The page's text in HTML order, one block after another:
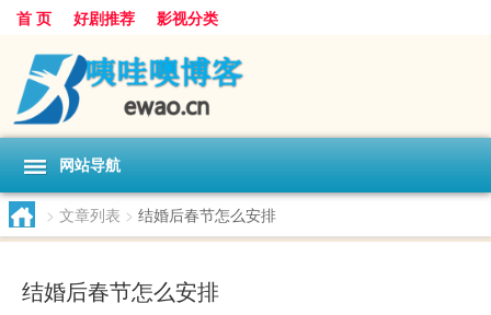
首 页 好剧推荐 影视分类
网站导航
> 文章列表 > 结婚后春节怎么安排
结婚后春节怎么安排